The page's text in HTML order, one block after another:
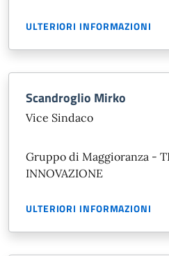
ULTERIORI INFORMAZIONI
Scandroglio Mirko
Vice Sindaco
Gruppo di Maggioranza -
INNOVAZIONE
ULTERIORI INFORMAZIONI